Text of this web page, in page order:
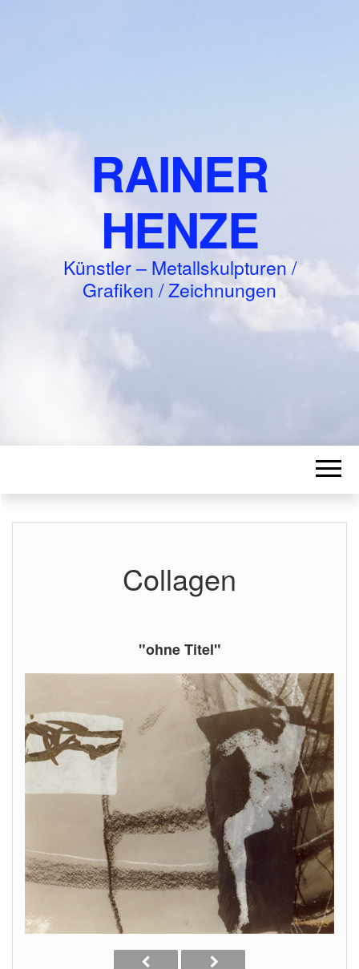
RAINER
HENZE
Künstler – Metallskulpturen /
Grafiken / Zeichnungen
Collagen
"ohne Titel"